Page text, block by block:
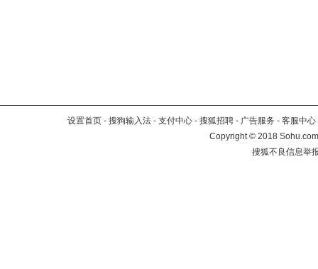
设置首页 - 搜狗输入法 - 支付中心 - 搜狐招聘 - 广告服务 - 客服中心
Copyright©2018
搜狐不良信息举